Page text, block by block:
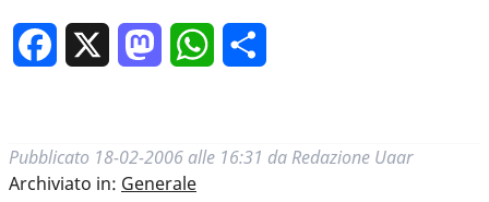
Facebook MastodonWhatsApp
Pubblicato 18-02-2006 alle 16:31 da Redazione Uaar
Archiviato in: Generale